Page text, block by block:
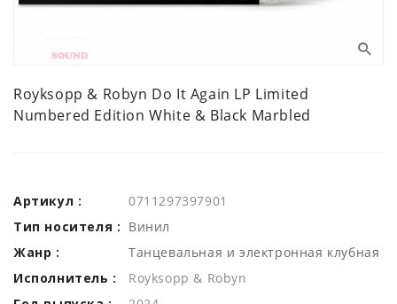
Royksopp & Robyn Do It Again LP Limited
Numbered Edition White & Black Marbled
Артикул :
0711297397901
Тип носителя : Винил
Жанр :
Танцевальная и электронная клубная
Исполнитель :
Royksopp & Robyn